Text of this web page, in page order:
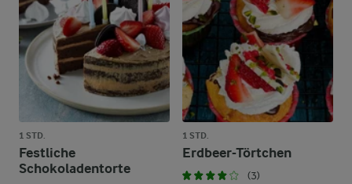
1 STD.
Festliche
Schokoladentorte
1 STD.
Erdbeer-Törtchen
(3)